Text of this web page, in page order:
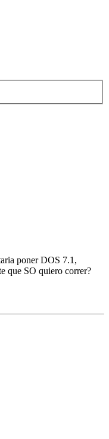
poner DOS 7.1,
que SO quiero correr?